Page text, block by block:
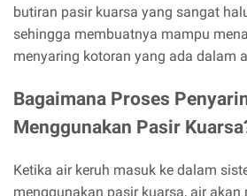
butiran pasir kuarsa yang sangat
sehingga membuatnya mampu
menyaring kotoran yang ada dalam
Bagaimana Proses
Menggunakan Pasir
Ketika air keruh masuk ke dalam
menggunakan pasir kuarsa, air akan